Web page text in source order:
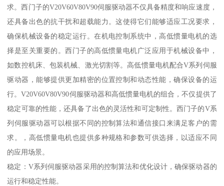
求。西门子的V20V60V80V90伺服驱动器不仅具备精度和响应速度，
还具备出色的抗干扰和超载能力。这使得它们能够适应工况要求，
确保机械设备的稳定运行。在机电控制系统中，高低惯量电机的选
择是至关重要的。西门子的高低惯量电机广泛应用于机械设备中，
如数控机床、包装机械、激光切割等。高低惯量电机配合V系列伺服
驱动器，能够提供更加精密的位置控制和动态性能，确保设备的运
行。V20V60V80V90伺服驱动器和高低惯量电机的组合，不仅提供了
稳定可靠的性能，还具备了出色的灵活性和可定制性。西门子的V系
列伺服驱动器可以根据不同的控制算法和通信接口来满足客户的需
求。，高低惯量电机也提供多种规格和参数可供选择，以适应不同
的应用场景。
稳定：V系列伺服驱动器采用的控制算法和优化设计，确保驱动器的
运行和稳定性能。